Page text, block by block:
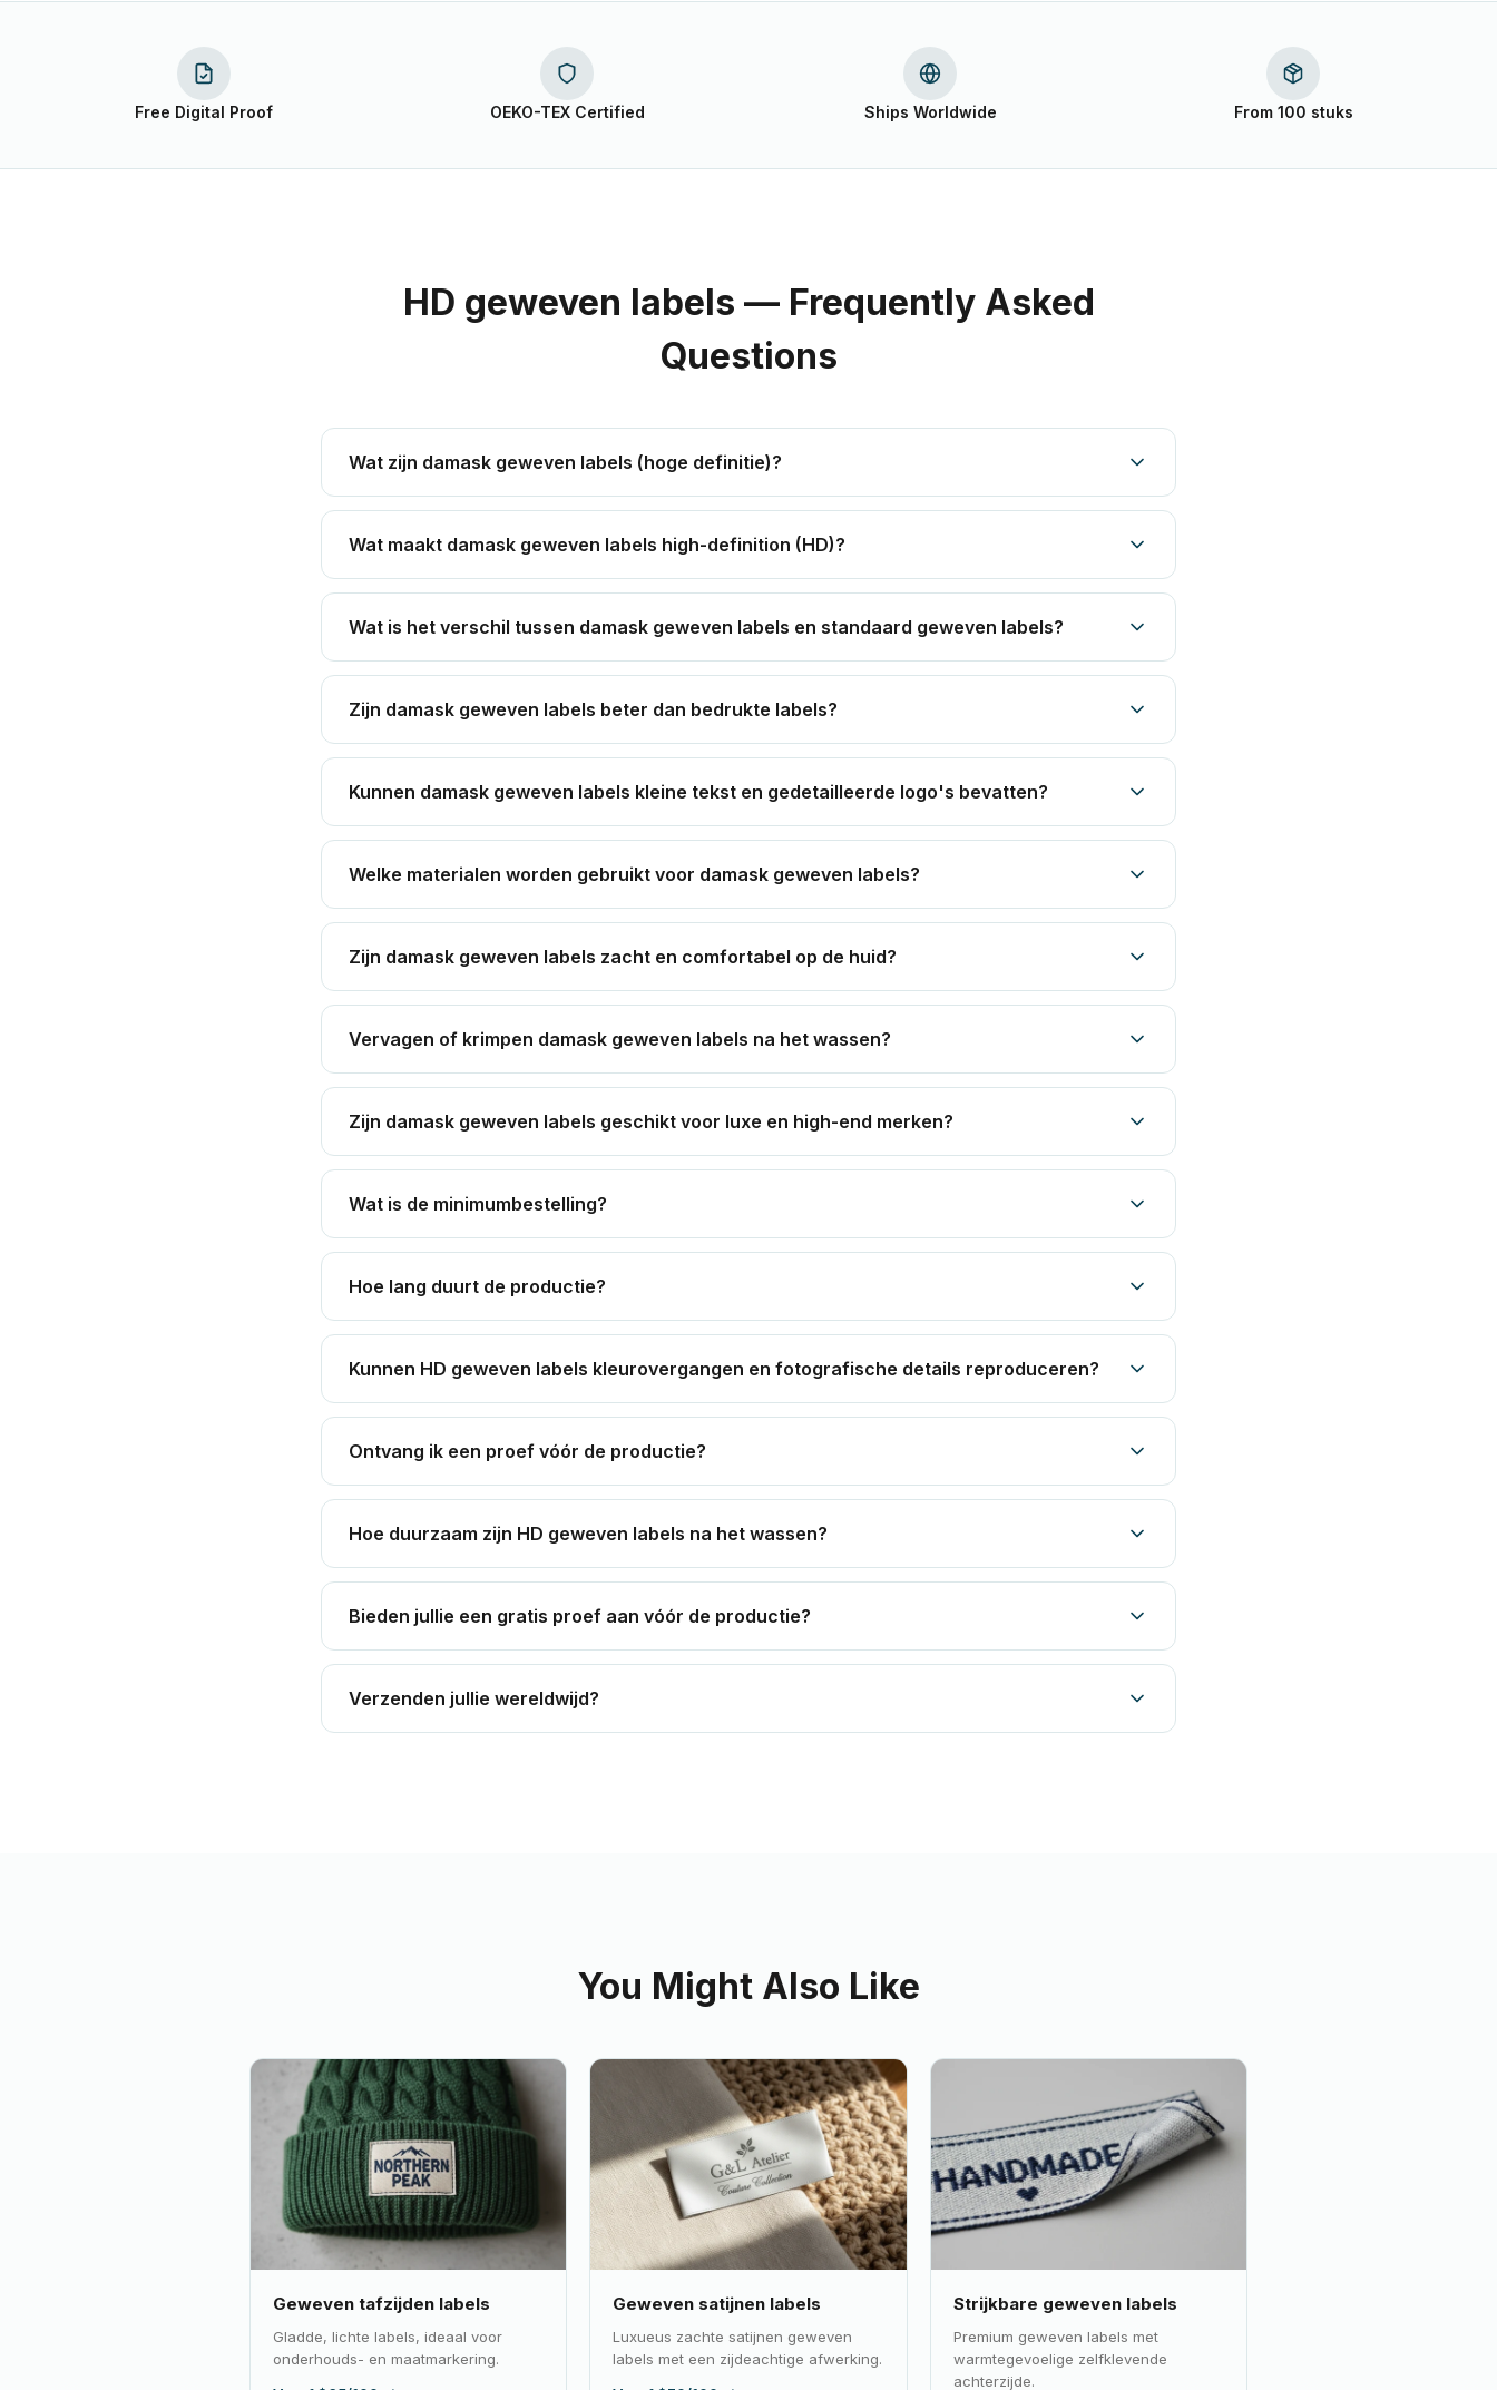
Free Digital Proof OEKO-TEX Certified Ships Worldwide From 100 stuks
HD geweven labels — Frequently Asked
Questions
Wat zijn damask geweven labels (hoge definitie)?
Wat maakt damask geweven labels high-definition (HD)?
Wat is het verschil tussen damask geweven labels en standaard geweven labels?
Zijn damask geweven labels beter dan bedrukte labels?
Kunnen damask geweven labels kleine tekst en gedetailleerde logo's bevatten?
Welke materialen worden gebruikt voor damask geweven labels?
Zijn damask geweven labels zacht en comfortabel op de huid?
Vervagen of krimpen damask geweven labels na het wassen?
Zijn damask geweven labels geschikt voor luxe en high-end merken?
Wat is de minimumbestelling?
Hoe lang duurt de productie?
Kunnen HD geweven labels kleurovergangen en fotografische details reproduceren?
Ontvang ik een proef vóór de productie?
Hoe duurzaam zijn HD geweven labels na het wassen?
Bieden jullie een gratis proef aan vóór de productie?
Verzenden jullie wereldwijd?
You Might Also Like
Geweven tafzijden labels
Gladde, lichte labels, ideaal voor
onderhouds- en maatmarkering.
Geweven satijnen labels
Luxueus zachte satijnen geweven
labels met een zijdeachtige afwerking.
Strijkbare geweven labels
Premium geweven labels met
warmtegevoelige zelfklevende
achterzijde.